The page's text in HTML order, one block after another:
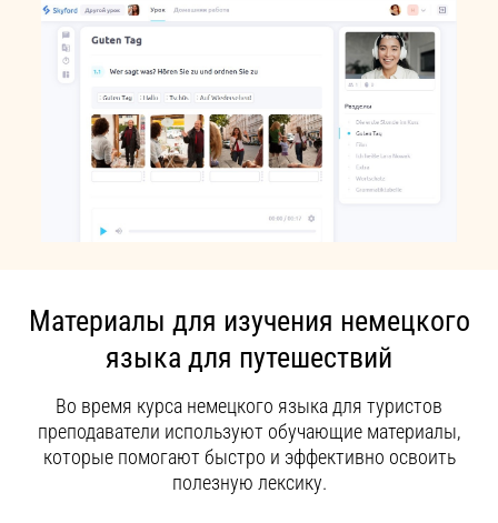
Материалы для изучения немецкого
языка для путешествий
Во время курса немецкого языка для туристов
преподаватели используют обучающие материалы,
которые помогают быстро и эффективно освоить
полезную лексику.